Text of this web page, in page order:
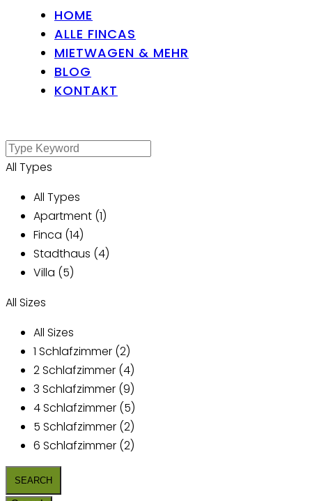
HOME
ALLE FINCAS
MIETWAGEN & MEHR
BLOG
KONTAKT
All Types
All Types
Apartment (1)
Finca (14)
Stadthaus (4)
Villa (5)
All Sizes
All Sizes
1 Schlafzimmer (2)
2 Schlafzimmer (4)
3 Schlafzimmer (9)
4 Schlafzimmer (5)
5 Schlafzimmer (2)
6 Schlafzimmer (2)